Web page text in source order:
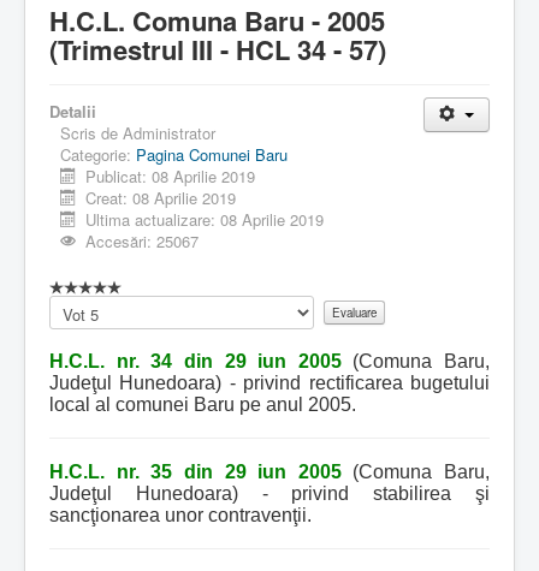
H.C.L. Comuna Baru - 2005
(Trimestrul III - HCL 34 - 57)
Detalii
Scris de Administrator
Categorie: Pagina Comunei Baru
Publicat: 08 Aprilie 2019
Creat: 08 Aprilie 2019
Ultima actualizare: 08 Aprilie 2019
Accesări: 25067
Vă
rugăm
să
evaluați
H.C.L. nr. 34 din 29 iun 2005(Comuna Baru,
Judeţul Hunedoara) - privind rectificarea bugetului
local al comunei Baru pe anul 2005.
H.C.L. nr. 35 din 29 iun 2005(Comuna Baru,
Judeţul Hunedoara) - privind stabilirea şi
sancţionarea unor contravenţii.